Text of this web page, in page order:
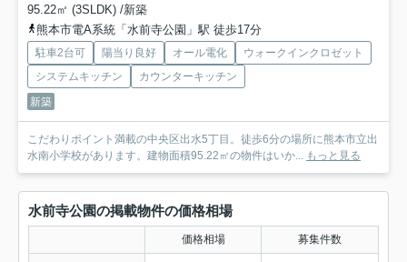
95.22㎡ (3SLDK) /新築
熊本市電A系統「水前寺公園」駅 徒歩17分
駐車2台可 陽当り良好 オール電化
ウォークインクロゼット
システムキッチン
カウンターキッチン
新築
こだわりポイント満載の中央区出水5丁目。徒歩6分の場所に熊本市立出
水南小学校があります。建物面積95.22㎡の物件はいか...
もっと見る
水前寺公園の掲載物件の価格相場
価格相場 募集件数